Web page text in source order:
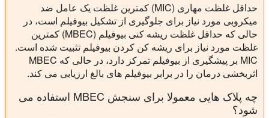
حداقل غلظت مهاری (MIC) کمترین غلظت یک عامل ضد
میکروبی مورد نیاز برای جلوگیری از تشکیل بیوفیلم است، در
حالی که حداقل غلظت ریشه کنی بیوفیلم (MBEC) کمترین
غلظت مورد نیاز برای ریشه کن کردن بیوفیلم تثبیت شده است.
MIC بر پیشگیری از بیوفیلم تمرکز دارد، در حالی که MBEC
اثربخشی درمان را در برابر بیوفیلم های بالغ ارزیابی می کند.
چه پلاک هایی معمولا برای سنجش MBEC استفاده می
شود؟